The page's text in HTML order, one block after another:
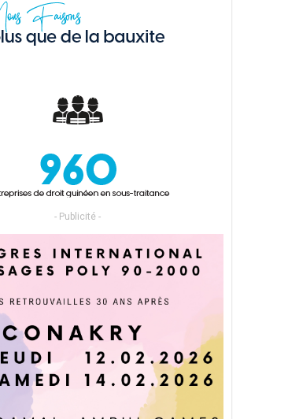
- Publicité -